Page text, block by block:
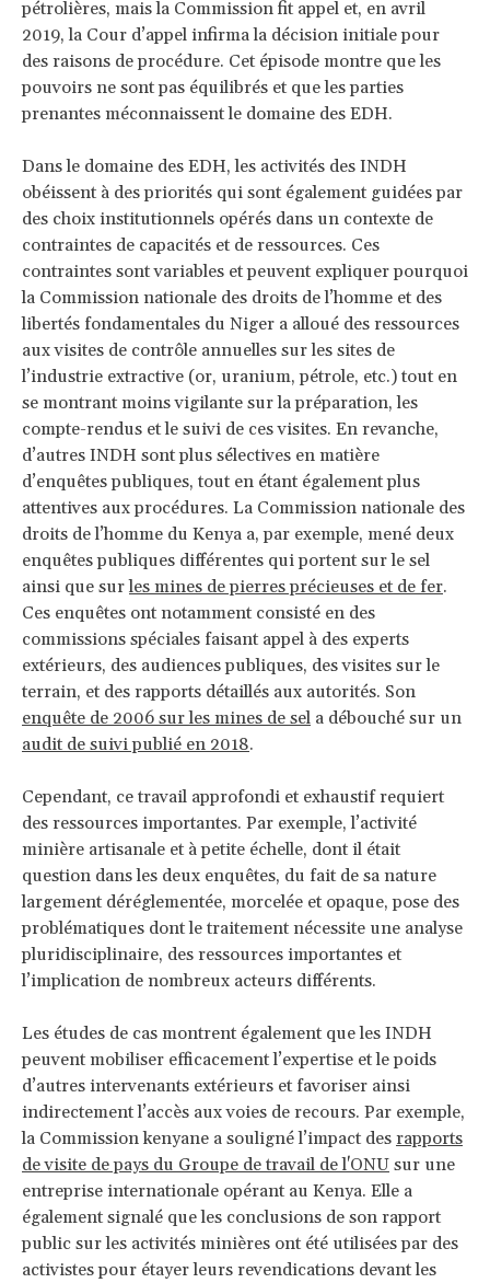
pétrolières, mais la Commission fit appel et, en avril
2019, la Cour d’appel infirma la décision initiale pour
des raisons de procédure. Cet épisode montre que les
pouvoirs ne sont pas équilibrés et que les parties
prenantes méconnaissent le domaine des EDH.
Dans le domaine des EDH, les activités des INDH
obéissent à des priorités qui sont également guidées par
des choix institutionnels opérés dans un contexte de
contraintes de capacités et de ressources. Ces
contraintes sont variables et peuvent expliquer pourquoi
la Commission nationale des droits de l’homme et des
libertés fondamentales du Niger a alloué des ressources
aux visites de contrôle annuelles sur les sites de
l’industrie extractive (or, uranium, pétrole, etc.) tout en
se montrant moins vigilante sur la préparation, les
compte-rendus et le suivi de ces visites. En revanche,
d’autres INDH sont plus sélectives en matière
d’enquêtes publiques, tout en étant également plus
attentives aux procédures. La Commission nationale des
droits de l’homme du Kenya a, par exemple, mené deux
enquêtes publiques différentes qui portent sur le sel
ainsi que surles mines de pierres précieuses et de fer.
Ces enquêtes ont notamment consisté en des
commissions spéciales faisant appel à des experts
extérieurs, des audiences publiques, des visites sur le
terrain, et des rapports détaillés aux autorités. Son
enquête de 2006 sur les mines de sel a débouché sur un
audit de suivi publié en 2018.
Cependant, ce travail approfondi et exhaustif requiert
des ressources importantes. Par exemple, l’activité
minière artisanale et à petite échelle, dont il était
question dans les deux enquêtes, du fait de sa nature
largement déréglementée, morcelée et opaque, pose des
problématiques dont le traitement nécessite une analyse
pluridisciplinaire, des ressources importantes et
l’implication de nombreux acteurs différents.
Les études de cas montrent également que les INDH
peuvent mobiliser efficacement l’expertise et le poids
d’autres intervenants extérieurs et favoriser ainsi
indirectement l’accès aux voies de recours. Par exemple,
la Commission kenyane a souligné l’impact des rapports
de visite de pays du Groupe de travail de l'ONU sur une
entreprise internationale opérant au Kenya. Elle a
également signalé que les conclusions de son rapport
public sur les activités minières ont été utilisées par des
activistes pour étayer leurs revendications devant les